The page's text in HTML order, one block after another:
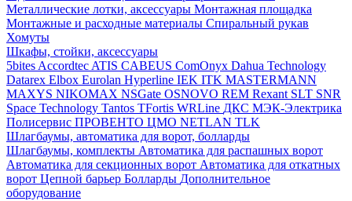
Металлические лотки, аксессуары Монтажная площадка
Монтажные и расходные материалы Спиральный рукав
Хомуты
Шкафы, стойки, аксессуары
5bites Accordtec ATIS CABEUS ComOnyx Dahua Technology
Datarex Elbox Eurolan Hyperline IEK ITK MASTERMANN
MAXYS NIKOMAX NSGate OSNOVO REM Rexant SLT SNR
Space Technology Tantos TFortis WRLine ДКС МЭК-Электрика
Полисервис ПРОВЕНТО ЦМО NETLAN TLK
Шлагбаумы, автоматика для ворот, болларды
Шлагбаумы, комплекты Автоматика для распашных ворот
Автоматика для секционных ворот Автоматика для откатных
ворот Цепной барьер Болларды Дополнительное
оборудование